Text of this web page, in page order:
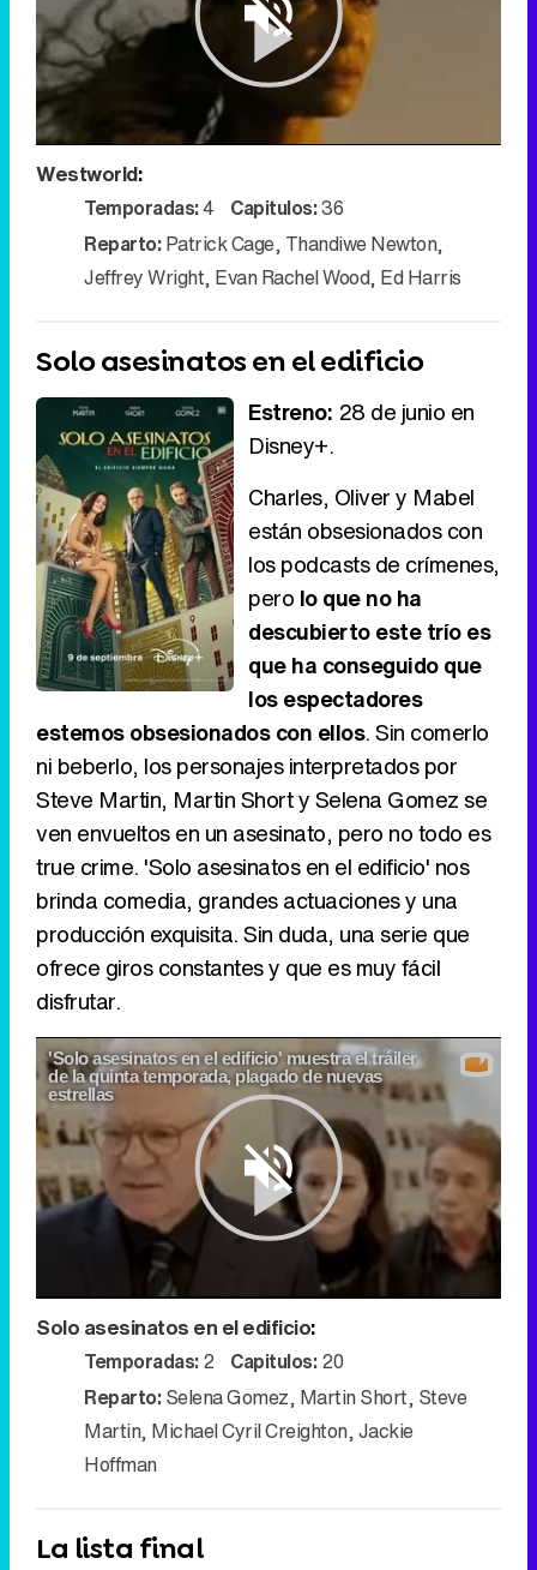
Play
Video
Westworld:
Temporadas:4 Capitulos:36
Reparto: Patrick Cage, Thandiwe Newton,
Jeffrey Wright, Evan Rachel Wood, Ed Harris
Solo asesinatos en el edificio
Estreno: 28 de junio en
Disney+.
Charles, Oliver y Mabel
están obsesionados con
los podcasts de crímenes,
pero lo que no ha
descubierto este trío es
que ha conseguido que
los espectadores
estemos obsesionados con ellos. Sin comerlo
ni beberlo, los personajes interpretados por
Steve Martin, Martin Short y Selena Gomez se
ven envueltos en un asesinato, pero no todo es
true crime. 'Solo asesinatos en el edificio' nos
brinda comedia, grandes actuaciones y una
producción exquisita. Sin duda, una serie que
ofrece giros constantes y que es muy fácil
disfrutar.
Play
Video
'Solo asesinatos en el edificio' muestra el tráiler
de la quinta temporada, plagado de nuevas
estrellas
Solo asesinatos en el edificio:
Temporadas:2 Capitulos:20
Reparto: Selena Gomez, Martin Short, Steve
Martin, Michael Cyril Creighton,Jackie
Hoffman
La lista final